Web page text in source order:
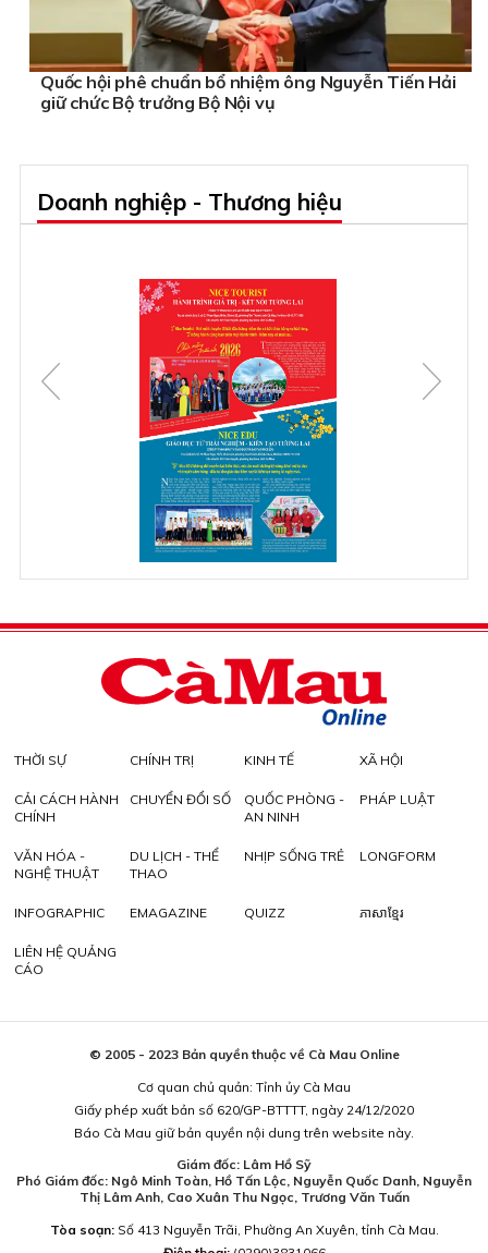
Quốc hội phê chuẩn bổ nhiệm ông Nguyễn Tiến Hải
giữ chức Bộ trưởng Bộ Nội vụ
Doanh nghiệp - Thương hiệu
THỜI SỰ CHÍNH TRỊ KINH TẾ XÃ HỘI
CẢI CÁCH HÀNH
CHÍNH
CHUYỂN ĐỔI SỐ
QUỐC PHÒNG -
AN NINH
PHÁP LUẬT
VĂN HÓA -
NGHỆ THUẬT
DU LỊCH - THỂ
THAO
NHỊP SỐNG TRẺ LONGFORM
INFOGRAPHIC EMAGAZINE QUIZZ ភាសាខ្មែរ
LIÊN HỆ QUẢNG
CÁO
© 2005 - 2023 Bản quyền thuộc về Cà Mau Online
Cơ quan chủ quản: Tỉnh ủy Cà Mau
Giấy phép xuất bản số 620/GP-BTTTT, ngày 24/12/2020
Báo Cà Mau giữ bản quyền nội dung trên website này.
Giám đốc: Lâm Hồ Sỹ
Phó Giám đốc: Ngô Minh Toàn, Hồ Tấn Lộc, Nguyễn Quốc Danh, Nguyễn
Thị Lâm Anh, Cao Xuân Thu Ngọc, Trương Văn Tuấn
Tòa soạn:Số 413 Nguyễn Trãi, Phường An Xuyên, tỉnh Cà Mau.